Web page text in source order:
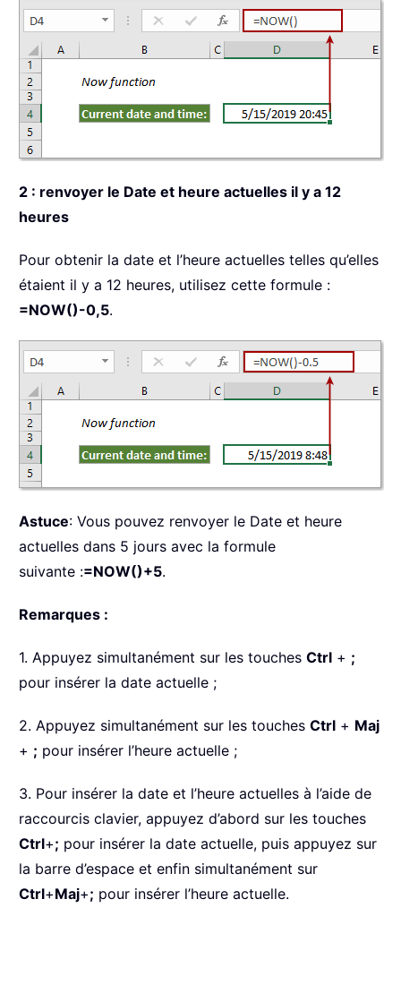
2 : renvoyer le Date et heure actuelles il y a 12
heures
Pour obtenir la date et l’heure actuelles telles qu’elles
étaient il y a 12 heures, utilisez cette formule :
=NOW()-0,5.
Astuce: Vous pouvez renvoyer le Date et heure
actuelles dans 5 jours avec la formule
suivante :=NOW()+5.
Remarques :
1. Appuyez simultanément sur les touches Ctrl + ;
pour insérer la date actuelle ;
2. Appuyez simultanément sur les touches Ctrl + Maj
+ ; pour insérer l’heure actuelle ;
3. Pour insérer la date et l’heure actuelles à l’aide de
raccourcis clavier, appuyez d’abord sur les touches
Ctrl+; pour insérer la date actuelle, puis appuyez sur
la barre d’espace et enfin simultanément sur
Ctrl+Maj+; pour insérer l’heure actuelle.